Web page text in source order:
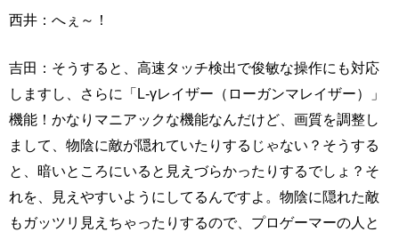
西井：へぇ～！
吉田：そうすると、高速タッチ検出で俊敏な操作にも対応
しますし、さらに「L-γレイザー（ローガンマレイザー）」
機能！かなりマニアックな機能なんだけど、画質を調整し
まして、物陰に敵が隠れていたりするじゃない？そうする
と、暗いところにいると見えづらかったりするでしょ？そ
れを、見えやすいようにしてるんですよ。物陰に隠れた敵
もガッツリ見えちゃったりするので、プロゲーマーの人と